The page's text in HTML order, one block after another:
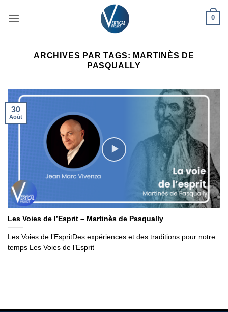
0
ARCHIVES PAR TAGS: MARTINÈS DE
PASQUALLY
Les Voies de l’Esprit – Martinès de Pasqually
Les Voies de l’EspritDes expériences et des traditions pour notre
temps Les Voies de l’Esprit
30
Août